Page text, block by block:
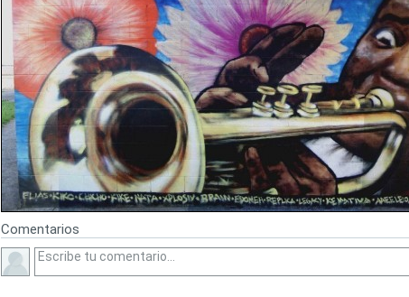
Comentarios